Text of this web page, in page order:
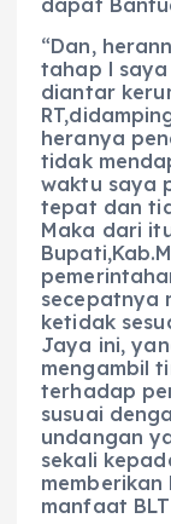
dapat
“Dan,
tahap l
diantar
heranya
tidak
waktu saya
tepat dan
Maka dari
secepatnya
ketidak
Jaya ini,
mengambil
terhadap
susuai
undangan
sekali
manfaat